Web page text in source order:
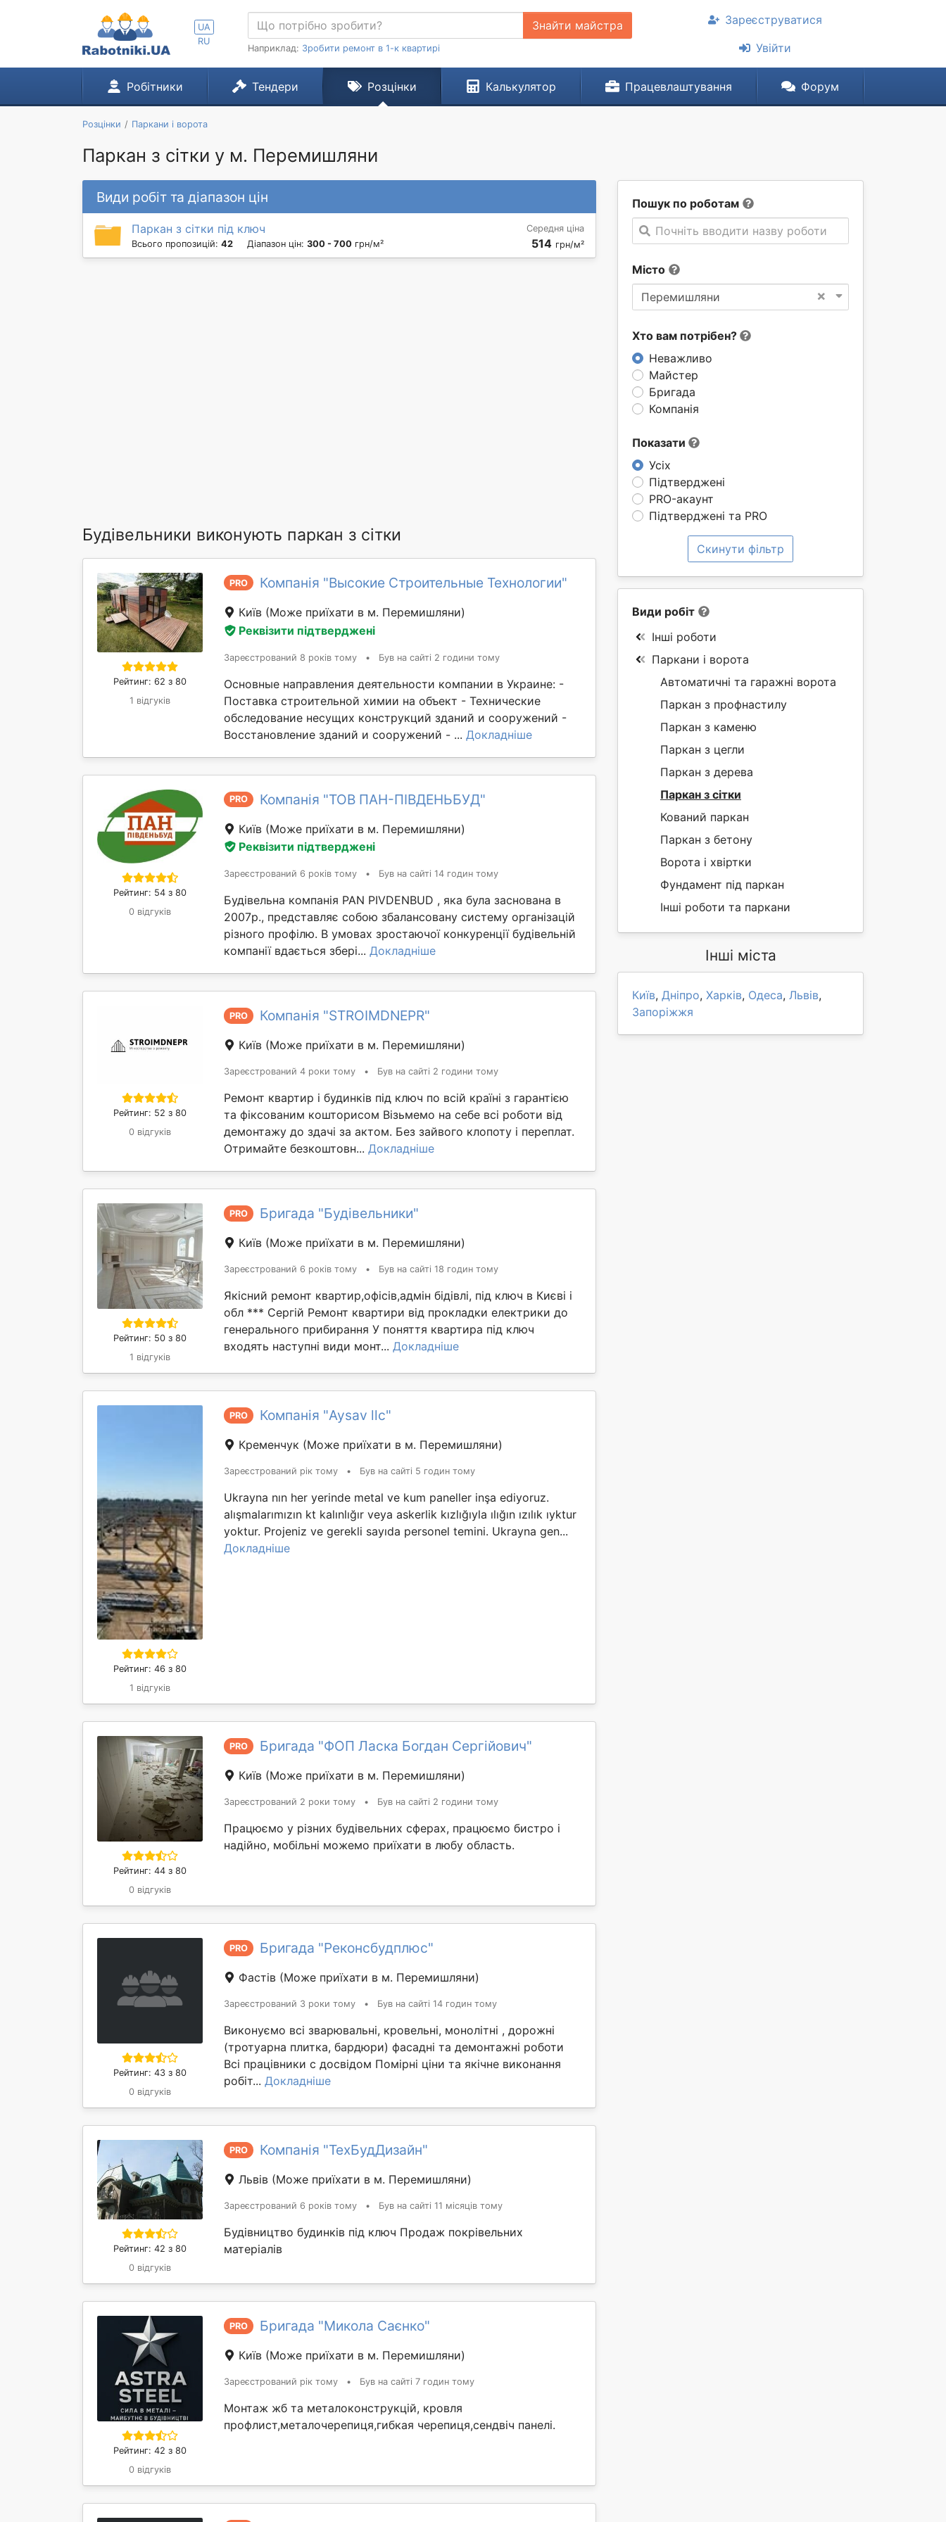
UA
RU
Знайти майстра
Наприклад: Зробити ремонт в 1-к квартирі
Зареєструватися
Увійти
Робітники Тендери Розцінки Калькулятор Працевлаштування Форум
Розцінки Паркани і ворота
Паркан з сітки у м. Перемишляни
Пошук по роботам
Почніть вводити назву роботи
Місто
×
Перемишляни
Хто вам потрібен?
Неважливо
Майстер
Бригада
Компанія
Показати
Усіх
Підтверджені
PRO-акаунт
Підтверджені та PRO
Скинути фільтр
Види робіт та діапазон цін
Паркан з сітки під ключ
Всього пропозицій: 42 Діапазон цін: 300 - 700 грн/м²
Середня ціна
514 грн/м²
Будівельники виконують паркан з сітки
Рейтинг: 62 з 80
1 відгуків
PRO Компанія "Высокие Строительные Технологии"
Київ (Може приїхати в м. Перемишляни)
Реквізити підтверджені
Зареєстрований 8 років тому • Був на сайті 2 години тому
Основные направления деятельности компании в Украине: -
Поставка строительной химии на объект - Технические
обследование несущих конструкций зданий и сооружений -
Восстановление зданий и сооружений - ... Докладніше
Рейтинг: 54 з 80
0 відгуків
PRO Компанія "ТОВ ПАН-ПІВДЕНЬБУД"
Київ (Може приїхати в м. Перемишляни)
Реквізити підтверджені
Зареєстрований 6 років тому • Був на сайті 14 годин тому
Будівельна компанія PAN PIVDENBUD , яка була заснована в
2007р., представляє собою збалансовану систему організацій
різного профілю. В умовах зростаючої конкуренції будівельній
компанії вдається збері... Докладніше
Рейтинг: 52 з 80
0 відгуків
PRO Компанія "STROIMDNEPR"
Київ (Може приїхати в м. Перемишляни)
Зареєстрований 4 роки тому • Був на сайті 2 години тому
Ремонт квартир і будинків під ключ по всій країні з гарантією
та фіксованим кошторисом Візьмемо на себе всі роботи від
демонтажу до здачі за актом. Без зайвого клопоту і переплат.
Отримайте безкоштовн... Докладніше
Рейтинг: 50 з 80
1 відгуків
PRO Бригада "Будівельники"
Київ (Може приїхати в м. Перемишляни)
Зареєстрований 6 років тому • Був на сайті 18 годин тому
Якісний ремонт квартир,офісів,адмін бідівлі, під ключ в Києві і
обл *** Сергій Ремонт квартири від прокладки електрики до
генерального прибирання У поняття квартира під ключ
входять наступні види монт... Докладніше
Рейтинг: 46 з 80
1 відгуків
PRO Компанія "Aysav llc"
Кременчук (Може приїхати в м. Перемишляни)
Зареєстрований рік тому • Був на сайті 5 годин тому
Ukrayna nın her yerinde metal ve kum paneller inşa ediyoruz.
alışmalarımızın kt kalınlığır veya askerlik kızlığıyla ılığın ızılık ıyktur
yoktur. Projeniz ve gerekli sayıda personel temini. Ukrayna gen...
Докладніше
Рейтинг: 44 з 80
0 відгуків
PRO Бригада "ФОП Ласка Богдан Сергійович"
Київ (Може приїхати в м. Перемишляни)
Зареєстрований 2 роки тому • Був на сайті 2 години тому
Працюємо у різних будівельних сферах, працюємо бистро і
надійно, мобільні можемо приїхати в любу область.
Рейтинг: 43 з 80
0 відгуків
PRO Бригада "Реконсбудплюс"
Фастів (Може приїхати в м. Перемишляни)
Зареєстрований 3 роки тому • Був на сайті 14 годин тому
Виконуємо всі зварювальні, кровельні, монолітні , дорожні
(тротуарна плитка, бардюри) фасадні та демонтажні роботи
Всі працівники с досвідом Помірні ціни та якічне виконання
робіт... Докладніше
Рейтинг: 42 з 80
0 відгуків
PRO Компанія "ТехБудДизайн"
Львів (Може приїхати в м. Перемишляни)
Зареєстрований 6 років тому • Був на сайті 11 місяців тому
Будівництво будинків під ключ Продаж покрівельних
матеріалів
Рейтинг: 42 з 80
0 відгуків
PRO Бригада "Микола Саєнко"
Київ (Може приїхати в м. Перемишляни)
Зареєстрований рік тому • Був на сайті 7 годин тому
Монтаж жб та металоконструкцій, кровля
профлист,металочерепиця,гибкая черепиця,сендвіч панелі.
Види робіт
Інші роботи
Паркани і ворота
Автоматичні та гаражні ворота
Паркан з профнастилу
Паркан з каменю
Паркан з цегли
Паркан з дерева
Паркан з сітки
Кований паркан
Паркан з бетону
Ворота і хвіртки
Фундамент під паркан
Інші роботи та паркани
Інші міста
Київ, Дніпро, Харків, Одеса, Львів,
Запоріжжя